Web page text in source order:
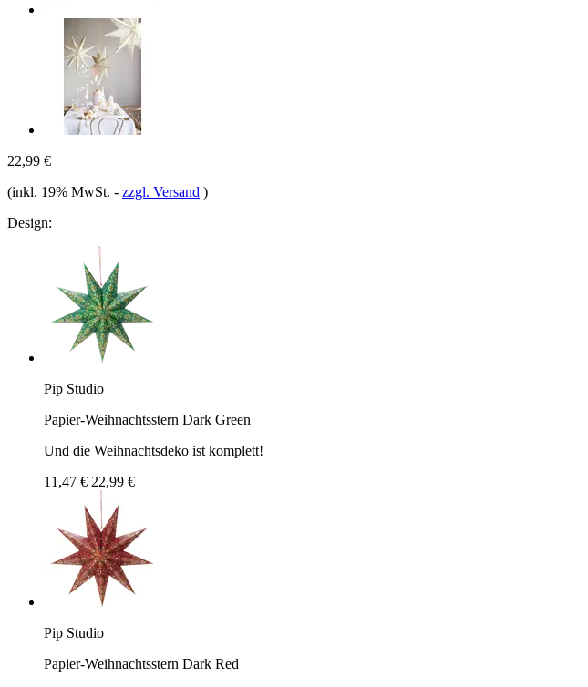
22,99 €
(inkl. 19% MwSt. - zzgl. Versand )
Design:
Pip Studio
Papier-Weihnachtsstern Dark Green
Und die Weihnachtsdeko ist komplett!
11,47 € 22,99 €
Pip Studio
Papier-Weihnachtsstern Dark Red